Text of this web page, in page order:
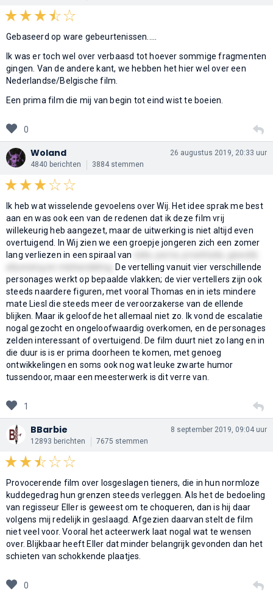
Gebaseerd op ware gebeurtenissen.....
Ik was er toch wel over verbaasd tot hoever sommige fragmenten
gingen. Van de andere kant, we hebben het hier wel over een
Nederlandse/Belgische film.
Een prima film die mij van begin tot eind wist te boeien.
0
Woland
4840 berichten 3884 stemmen
26 augustus 2019, 20:33 uur
Ik heb wat wisselende gevoelens over Wij. Het idee sprak me best
aan en was ook een van de redenen dat ik deze film vrij
willekeurig heb aangezet, maar de uitwerking is niet altijd even
overtuigend. In Wij zien we een groepje jongeren zich een zomer
lang verliezen in een spiraal van
De vertelling vanuit vier verschillende
personages werkt op bepaalde vlakken; de vier vertellers zijn ook
steeds naardere figuren, met vooral Thomas en in iets mindere
mate Liesl die steeds meer de veroorzakerse van de ellende
blijken. Maar ik geloofde het allemaal niet zo. Ik vond de escalatie
nogal gezocht en ongeloofwaardig overkomen, en de personages
zelden interessant of overtuigend. De film duurt niet zo lang en in
die duur is is er prima doorheen te komen, met genoeg
ontwikkelingen en soms ook nog wat leuke zwarte humor
tussendoor, maar een meesterwerk is dit verre van.
1
BBarbie
12893 berichten 7675 stemmen
8 september 2019, 09:04 uur
Provocerende film over losgeslagen tieners, die in hun normloze
kuddegedrag hun grenzen steeds verleggen. Als het de bedoeling
van regisseur Eller is geweest om te choqueren, dan is hij daar
volgens mij redelijk in geslaagd. Afgezien daarvan stelt de film
niet veel voor. Vooral het acteerwerk laat nogal wat te wensen
over. Blijkbaar heeft Eller dat minder belangrijk gevonden dan het
schieten van schokkende plaatjes.
0